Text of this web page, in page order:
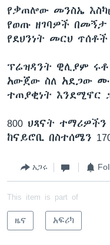
የቃጠሎው መንስኤ
የወጡ ዘገባዎች
የደህንነት መርህ
ፕሬዝዳንት ዊሊያም ሩቶ
አውጀው ስለ አደጋው
ተጠያቂነት እንደሚኖር
800 ህጻናት
ከናይሮቢ በስተሰሜን
አጋሩ
This item is part of
ዜና አፍሪካ